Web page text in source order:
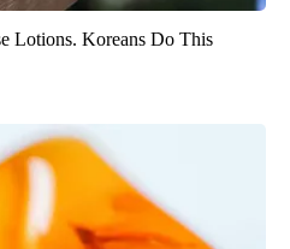
Lotions. Koreans Do This